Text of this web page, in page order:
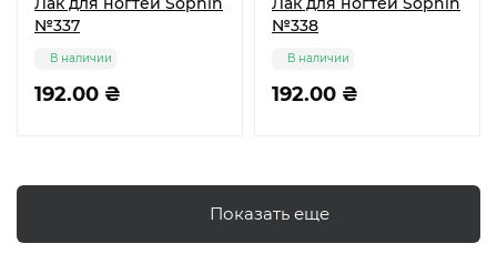
№337
192.00 ₴
В наличии
№338
192.00 ₴
В наличии
Показать еще